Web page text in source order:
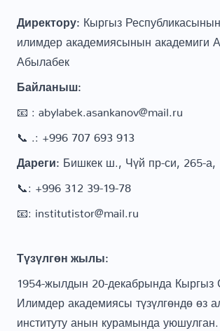
Директору: Кыргыз Республикасынын
илимдер академиясынын академиги
Абылабек
Байланыш:
📧 : abylabek.asankanov@mail.ru
📞 .: +996 707 693 913
Дареги: Бишкек ш., Чүй пр-си, 265-а,
📞: +996 312 39-19-78
📧: institutistor@mail.ru
Түзүлгөн жылы:
1954-жылдын 20-декабрында Кыргыз
Илимдер академиясы түзүлгөндө өз
институту анын курамында уюшулган.